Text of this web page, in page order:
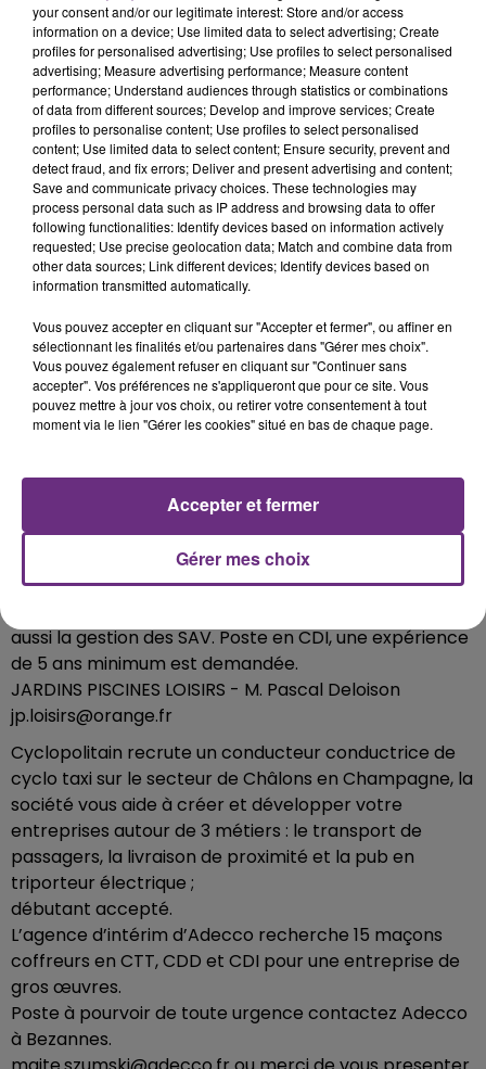
poste est donc à Vous.
Ou envoyez CV+LM acloquemin@gmail.com
Ou 06 20 29 35 98
Un poste de vendeur/vendeuse en produits blancs et
bruns en CDI à pourvoir sur St André les Vergers, vous
accueillez et conseillez les clients dans un magasin
d’électroménagers, expérience exigée de 2 ans
minimum.
Supintérim recrute pour l’un de ses clients un
menuisier d’atelier pour de la fabrication un menuisier
(portes intérieures).
Une connaissance sur la fabrication des menuiseries
alu serait un +.
Envoyer cv à romilly@supinterim.fr
Jardins Piscines Loisirs de Gueux recrute un aide
plombier ou plombière, c’est pour l’installation de tout
aussi la gestion des SAV. Poste en CDI, une expérience
de 5 ans minimum est demandée.
JARDINS PISCINES LOISIRS - M. Pascal Deloison
jp.loisirs@orange.fr
Cyclopolitain recrute un conducteur conductrice de
cyclo taxi sur le secteur de Châlons en Champagne, la
société vous aide à créer et développer votre
entreprises autour de 3 métiers : le transport de
passagers, la livraison de proximité et la pub en
triporteur électrique ;
débutant accepté.
L’agence d’intérim d’Adecco recherche 15 maçons
coffreurs en CTT, CDD et CDI pour une entreprise de
gros œuvres.
Poste à pourvoir de toute urgence contactez Adecco
à Bezannes.
your consent and/or our legitimate interest: Store and/or access
information on a device; Use limited data to select advertising; Create
profiles for personalised advertising; Use profiles to select personalised
advertising; Measure advertising performance; Measure content
performance; Understand audiences through statistics or combinations
of data from different sources; Develop and improve services; Create
profiles to personalise content; Use profiles to select personalised
content; Use limited data to select content; Ensure security, prevent and
detect fraud, and fix errors; Deliver and present advertising and content;
Save and communicate privacy choices. These technologies may
process personal data such as IP address and browsing data to offer
following functionalities: Identify devices based on information actively
requested; Use precise geolocation data; Match and combine data from
other data sources; Link different devices; Identify devices based on
information transmitted automatically.
Vous pouvez accepter en cliquant sur "Accepter et fermer", ou affiner en
sélectionnant les finalités et/ou partenaires dans "Gérer mes choix".
Vous pouvez également refuser en cliquant sur "Continuer sans
accepter". Vos préférences ne s'appliqueront que pour ce site. Vous
pouvez mettre à jour vos choix, ou retirer votre consentement à tout
moment via le lien "Gérer les cookies" situé en bas de chaque page.
Gérer mes choix
Accepter et fermer